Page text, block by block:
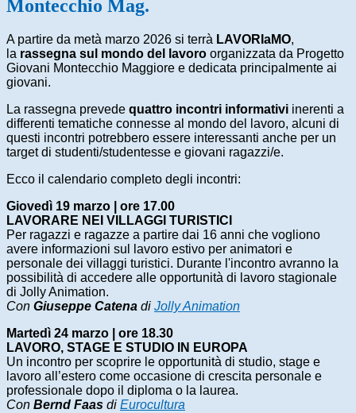
Montecchio Mag.
A partire da metà marzo 2026 si terrà LAVORIaMO,
la rassegna sul mondo del lavoro organizzata da Progetto
Giovani Montecchio Maggiore e dedicata principalmente ai
giovani.
La rassegna prevede quattro incontri informativi inerenti a
differenti tematiche connesse al mondo del lavoro, alcuni di
questi incontri potrebbero essere interessanti anche per un
target di studenti/studentesse e giovani ragazzi/e.
Ecco il calendario completo degli incontri:
Giovedì 19 marzo | ore 17.00
LAVORARE NEI VILLAGGI TURISTICI
Per ragazzi e ragazze a partire dai 16 anni che vogliono
avere informazioni sul lavoro estivo per animatori e
personale dei villaggi turistici. Durante l'incontro avranno la
possibilità di accedere alle opportunità di lavoro stagionale
di Jolly Animation.
Con Giuseppe Catena di Jolly Animation
Martedì 24 marzo | ore 18.30
LAVORO, STAGE E STUDIO IN EUROPA
Un incontro per scoprire le opportunità di studio, stage e
lavoro all’estero come occasione di crescita personale e
professionale dopo il diploma o la laurea.
Con Bernd Faas di Eurocultura